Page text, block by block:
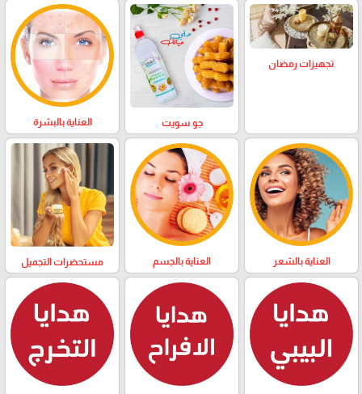
تجهيزات رمضان
جو سويت العناية بالبشرة
العناية بالشعر العناية بالجسم مستحضرات التجميل